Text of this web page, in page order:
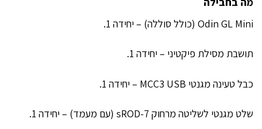
Odin GL Mini (כולל סוללה) – יחידה 1.
תושבת מסילת פיקטיני – יחידה 1.
כבל טעינה מגנטי MCC3 USB – יחידה 1.
שלט מגנטי לשליטה מרחוק sROD-7 (עם מעמד) – יחידה 1.